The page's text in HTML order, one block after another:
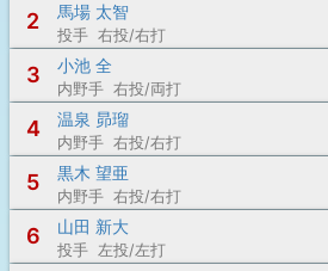
2 馬場 太智
投手 右投/右打
3 小池 全
内野手 右投/両打
4 温泉 昴瑠
内野手 右投/右打
5 黒木 望亜
内野手 右投/右打
6 山田 新大
投手 左投/左打